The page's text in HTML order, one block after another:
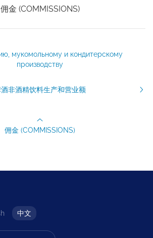
佣金 (COMMISSIONS)
мукомольному и кондитерскому
производству
非酒精饮料生产和营业额
佣金 (COMMISSIONS)
中文